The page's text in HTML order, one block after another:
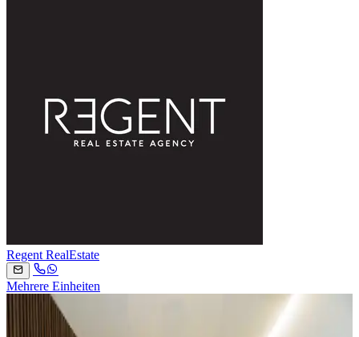
Regent RealEstate
Mehrere Einheiten